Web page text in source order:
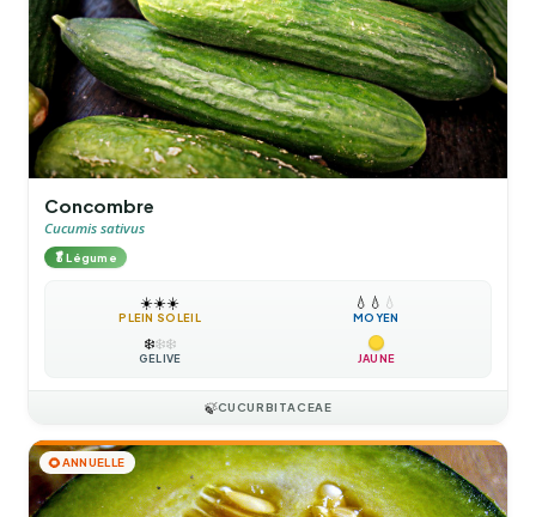
Concombre
Cucumis sativus
🥬Légume
☀️☀️☀️
PLEIN SOLEIL
💧 💧 💧
MOYEN
❄️❄️❄️
GÉLIVE JAUNE
🍃CUCURBITACEAE
🌻ANNUELLE